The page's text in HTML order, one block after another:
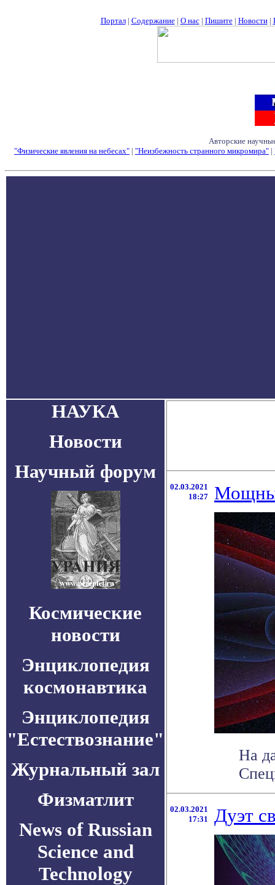
Портал| Содержание| О нас| Пишите| Новости|
Авторские
"Физические явления на небесах" | "Неизбежность странного микромира" |
НАУКА
Новости
Научный форум
Космические
новости
Энциклопедия
космонавтика
Энциклопедия
"Естествознание"
Журнальный зал
Физматлит
News of Russian
Science and
Technology
02.03.2021
18:27
На
02.03.2021
17:31
Дуэт